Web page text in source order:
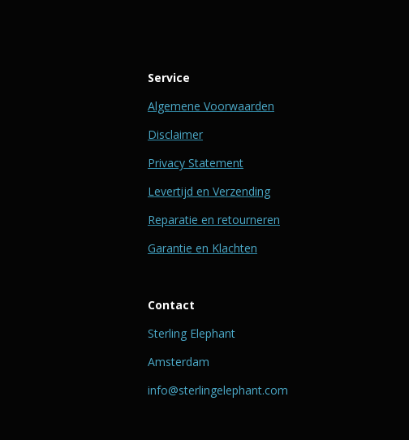
Service
Algemene Voorwaarden
Disclaimer
Privacy Statement
Levertijd en Verzending
Reparatie en retourneren
Garantie en Klachten
Contact
Sterling Elephant
Amsterdam
info@sterlingelephant.com